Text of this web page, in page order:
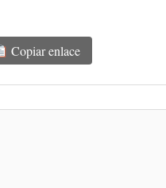
Copiar enlace